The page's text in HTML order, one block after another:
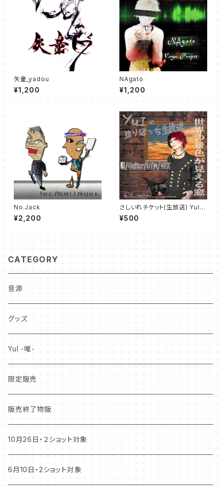
矢童_yadou
¥1,200
NAgato
¥1,200
No.Jack
¥2,200
さしいれチケット(生放送) YuIの
独りぼっち生放送 87回目 7月2
5日
¥500
CATEGORY
音源
グッズ
YuI -唯-
限定販売
販売終了物販
10月26日・２ショット対象
6月10日・2ショット対象